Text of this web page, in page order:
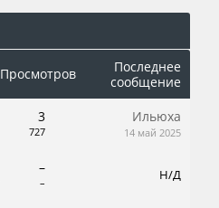
Просмотров
Последнее
сообщение
3
727
Ильюха
14 май 2025
–
– Н/Д